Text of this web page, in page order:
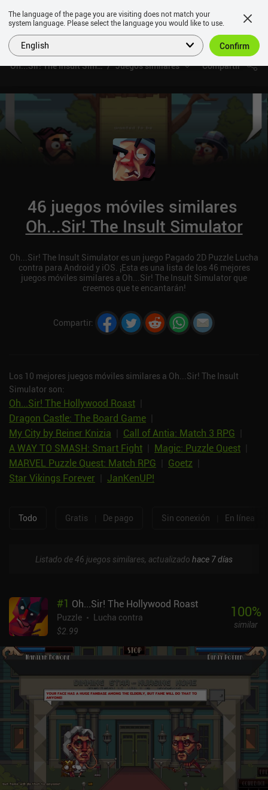
Oh...Sir! The Insult SimulatorJuegos similares Compartir
46 juegos móviles similares
Oh...Sir! The Insult Simulator
Oh...Sir! The Insult Simulator es un juego Pagado 2D Puzzle Lucha
contra para Android y iOS. ¡Esta es una lista de los 46 mejores
juegos móviles similares a Oh...Sir! The Insult Simulator que
creemos que te encantarán!
Compartir:
Los 10 mejores juegos móviles similares a Oh...Sir! The Insult
Simulator son:
Oh...Sir! The Hollywood Roast
Dragon Castle: The Board Game
My City by Reiner Knizia
Call of Antia: Match 3 RPG
A WAY TO SMASH: Smart Fight
Magic: Puzzle Quest
MARVEL Puzzle Quest: Match RPG
Goetz
Star Vikings Forever
JanKenUP!
Todo Gratis De pago Sin conexión En línea
Listado de 46 juegos similares, actualizado hace 7 días
#1 Oh...Sir! The Hollywood Roast
Puzzle
Lucha contra
$2.99
100%
similar
The language of the page you are visiting does not match your
system language. Please select the language you would like to use.
English Confirm